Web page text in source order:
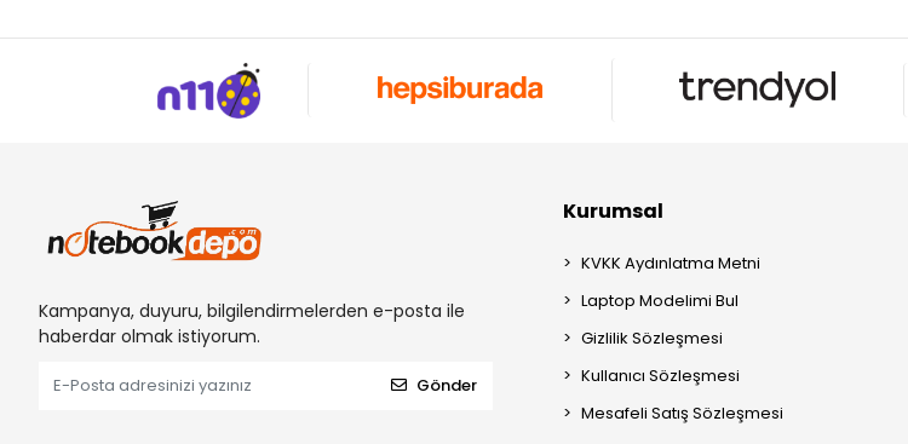
Kampanya, duyuru, bilgilendirmelerden e-posta ile
haberdar olmak istiyorum.
Gönder
Kurumsal
KVKK Aydınlatma Metni
Laptop Modelimi Bul
Gizlilik Sözleşmesi
Kullanıcı Sözleşmesi
Mesafeli Satış Sözleşmesi